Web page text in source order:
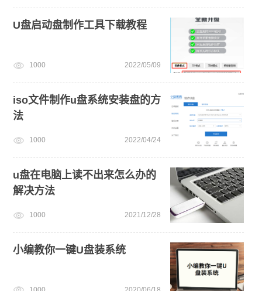
U盘启动盘制作工具下载教程
1000 2022/05/09
iso文件制作u盘系统安装盘的方
法
1000 2022/04/24
u盘在电脑上读不出来怎么办的
解决方法
1000 2021/12/28
小编教你一键U盘装系统